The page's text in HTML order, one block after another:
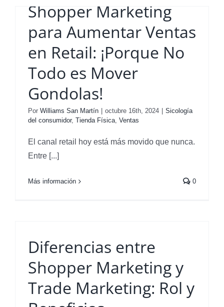
Shopper Marketing
para Aumentar Ventas
en Retail: ¡Porque No
Todo es Mover
Gondolas!
Por Williams San Martín octubre 16th, 2024
Sicología
del consumidor, Tienda Física, Ventas
El canal retail hoy está más movido que nunca.
Entre [...]
Más información 0
Diferencias entre
Shopper Marketing y
Trade Marketing: Rol y